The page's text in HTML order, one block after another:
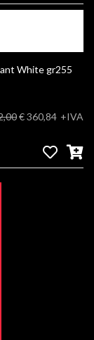
gr255
€ 360,84 +IVA